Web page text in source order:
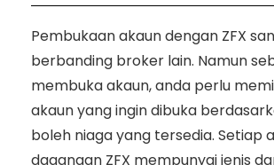
Pembukaan akaun dengan ZFX
berbanding broker lain. Namun
membuka akaun, anda perlu
akaun yang ingin dibuka
boleh niaga yang tersedia. Setiap
dagangan ZFX mempunyai jenis